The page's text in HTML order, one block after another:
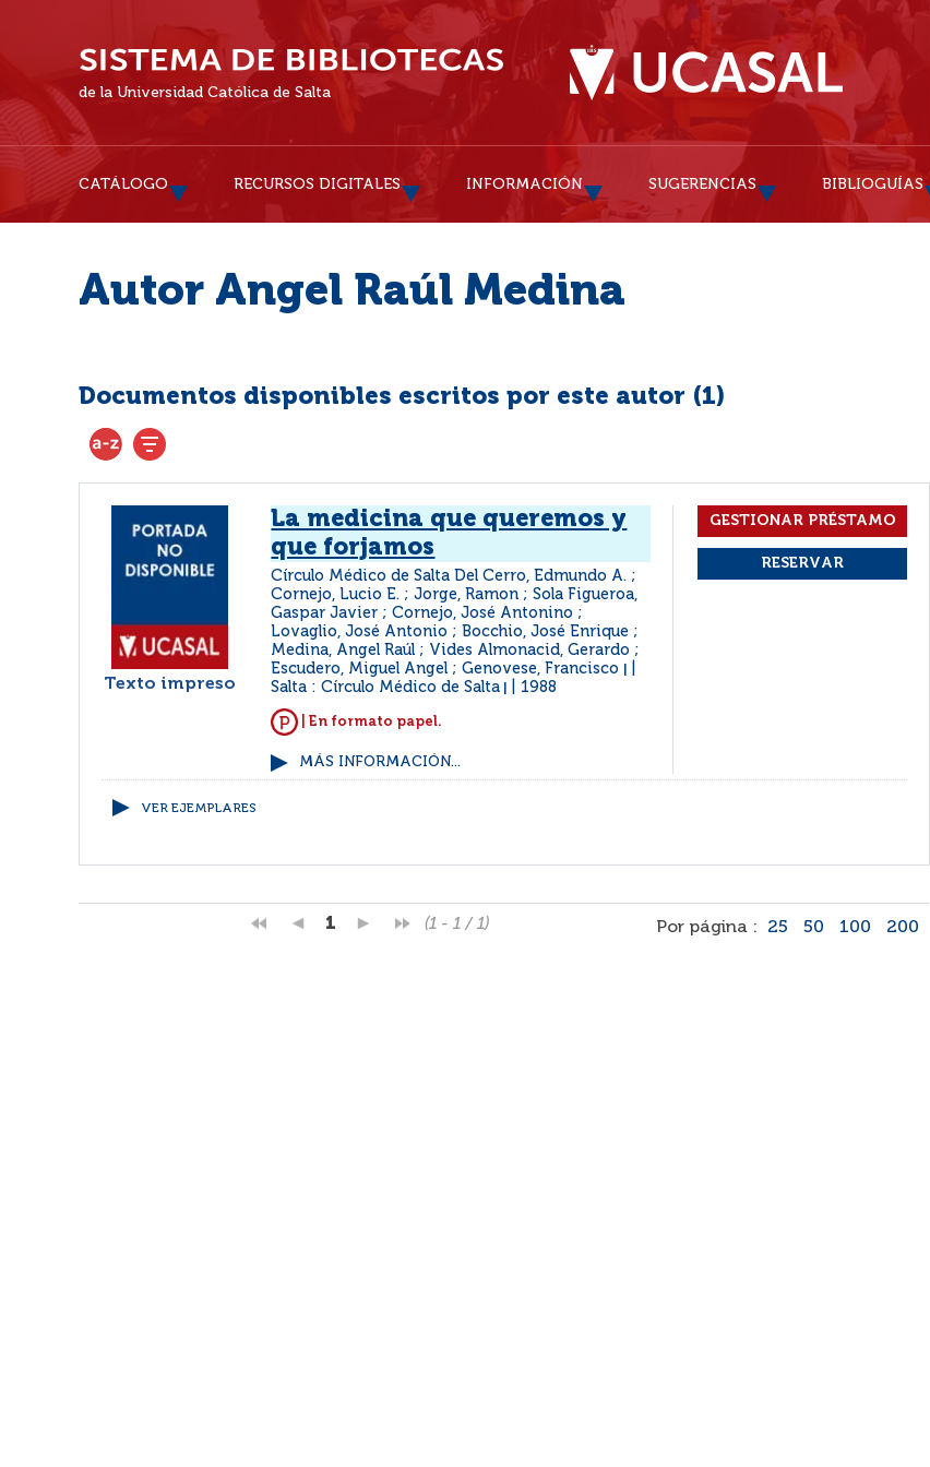
de la Universidad Católica de Salta
CATÁLOGO RECURSOS DIGITALES INFORMACIÓN SUGERENCIAS BIBLIOGUÍAS
Autor Angel Raúl Medina
Documentos disponibles escritos por este autor (1)
Texto impreso
La medicina que queremos y
que forjamos
Círculo Médico de Salta Del Cerro, Edmundo A. ;
Cornejo, Lucio E. ; Jorge, Ramon ; Sola Figueroa,
Gaspar Javier ; Cornejo, José Antonino ;
Lovaglio, José Antonio ; Bocchio, José Enrique ;
Medina, Angel Raúl ; Vides Almonacid, Gerardo ;
Escudero, Miguel Angel ; Genovese, Francisco
Salta : Círculo Médico de Salta 1988
| En formato papel.
MÁS INFORMACIÓN...
VER EJEMPLARES
1 (1 - 1 / 1) Por página : 25 50 100 200